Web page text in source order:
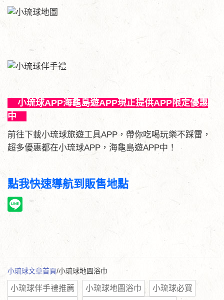
小琉球APP海龜島遊APP現正提供APP限定優惠
中
前往下載小琉球旅遊工具APP，帶你吃喝玩樂不踩雷，
超多優惠都在小琉球APP，海龜島遊APP中！
點我快速導航到販售地點
小琉球文章首頁/小琉球地圖浴巾
小琉球伴手禮推薦 小琉球地圖浴巾
小琉球必買